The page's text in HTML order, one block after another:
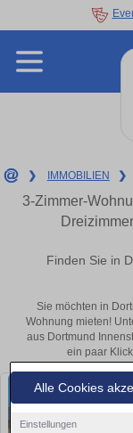
Alle Cookies
Einstellungen
❯ IMMOBILIEN ❯
3-Zimmer-
Finden Sie in
Sie möchten in
Wohnung mieten!
aus Dortmund
ein paar